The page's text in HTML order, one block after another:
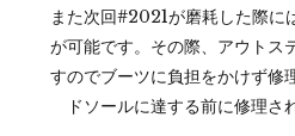
また次回#2021が磨耗した際に
が可能です。その際、アウトス
すのでブーツに負担をかけず修
ドソールに達する前に修理さ